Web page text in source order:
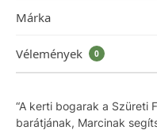
Márka
Vélemények 0
“A kerti bogarak a Szüreti
barátjának, Marcinak